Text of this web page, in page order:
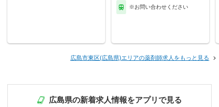
※お問い合わせください
広島市東区(広島県)エリアの薬剤師求人をもっと見る
広島県の新着求人情報をアプリで見る